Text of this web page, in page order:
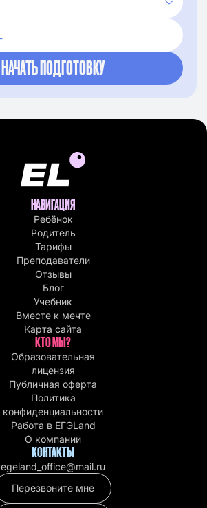
НАВИГАЦИЯ
Ребёнок
Родитель
Тарифы
Преподаватели
Отзывы
Блог
Учебник
Вместе к мечте
Карта сайта
КТО МЫ?
Образовательная
лицензия
Публичная оферта
Политика
конфиденциальности
Работа в EГЭLand
О компании
КОНТАКТЫ
egeland_office@mail.ru
Перезвоните мне